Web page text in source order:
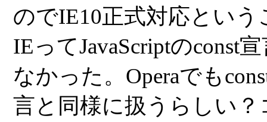
のでIE10正式対応という
IEってJavaScriptのconst
なかった。Operaでも
言と同様に扱うらしい